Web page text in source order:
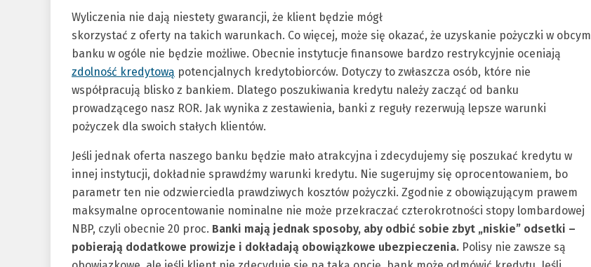
Wyliczenia nie dają niestety gwarancji, że klient będzie mógł
skorzystać z oferty na takich warunkach. Co więcej, może się okazać, że uzyskanie pożyczki w obcym
banku w ogóle nie będzie możliwe. Obecnie instytucje finansowe bardzo restrykcyjnie oceniają
zdolność kredytową potencjalnych kredytobiorców. Dotyczy to zwłaszcza osób, które nie
współpracują blisko z bankiem. Dlatego poszukiwania kredytu należy zacząć od banku
prowadzącego nasz ROR. Jak wynika z zestawienia, banki z reguły rezerwują lepsze warunki
pożyczek dla swoich stałych klientów.
Jeśli jednak oferta naszego banku będzie mało atrakcyjna i zdecydujemy się poszukać kredytu w
innej instytucji, dokładnie sprawdźmy warunki kredytu. Nie sugerujmy się oprocentowaniem, bo
parametr ten nie odzwierciedla prawdziwych kosztów pożyczki. Zgodnie z obowiązującym prawem
maksymalne oprocentowanie nominalne nie może przekraczać czterokrotności stopy lombardowej
NBP, czyli obecnie 20 proc. Banki mają jednak sposoby, aby odbić sobie zbyt „niskie” odsetki –
pobierają dodatkowe prowizje i dokładają obowiązkowe ubezpieczenia. Polisy nie zawsze są